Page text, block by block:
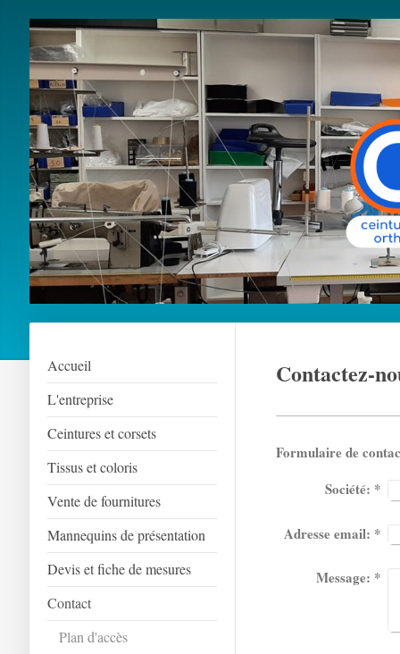
Accueil
L'entreprise
Ceintures et corsets
Tissus et coloris
Vente de fournitures
Mannequins de présentation
Devis et fiche de mesures
Contact
Plan d'accès
Contactez-
Formulaire de
Société: *
Adresse email: *
Message: *